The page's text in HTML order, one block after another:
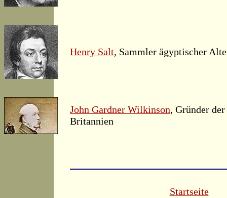
Henry Salt, Sammler ägyptischer
John Gardner Wilkinson, Gründer
Britannien
Startseite